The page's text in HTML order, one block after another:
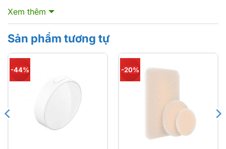
Điều khiển ngữ cảnh thông minh:
bị khác nhau mà không cần ghi nhớ thao tác.
Hỗ trợ hệ sinh thái phổ biến:Kết nối dễ dàng với
Aqara Hub, HomeKit, Google Home, Amazon Alexa
và nhiều nền tảng khác.
các thao tác như lắc, xoay, chạm hai lần, lật 180° và
90°, cũng như kích hoạt sau một phút không hoạt
Xem thêm
Sản phẩm tương tự
-44% -20%